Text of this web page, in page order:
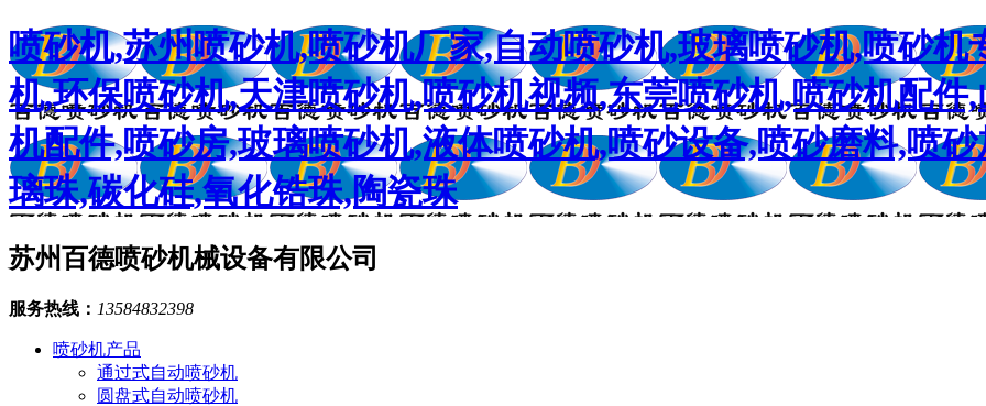
喷砂机,苏州喷砂机,喷砂机厂家,自动喷砂机,玻璃喷砂机,喷砂
机,环保喷砂机,天津喷砂机,喷砂机视频,东莞喷砂机,喷砂机配
机配件,喷砂房,玻璃喷砂机,液体喷砂机,喷砂设备,喷砂磨料,喷
璃珠,碳化硅,氧化锆珠,陶瓷珠
苏州百德喷砂机械设备有限公司
服务热线： 13584832398
喷砂机产品
通过式自动喷砂机
圆盘式自动喷砂机